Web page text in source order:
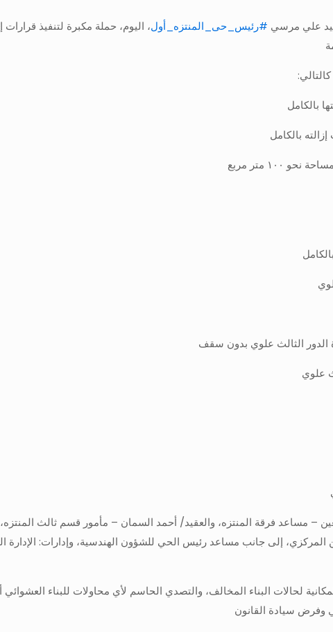
#رئيس_حى_المنتزه_أول، اليوم، حملة مكبرة لتنفيذ قرارات
الدور الثالث علوي بدون سقف
علوي
– مساعد فرقة المنتزه، والعقيد/ أحمد السمان – مأمور قسم ثالث
إلى جانب مساعد رئيس الحي للشؤون الهندسية، وإدارات: الإدارة
لحالات البناء المخالف، والتصدي الحاسم لأي محاولات للبناء
وفرض سيادة القانون